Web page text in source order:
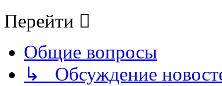
Перейти
Общие вопросы
↳ Обсуждение